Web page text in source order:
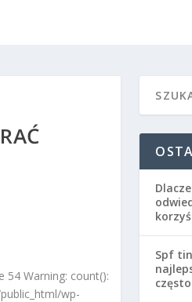
Warning: count():
wp-
Spf